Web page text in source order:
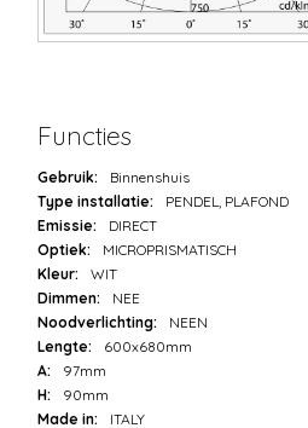
Functies
Gebruik:
Binnenshuis
Type installatie:
PENDEL, PLAFOND
Emissie:
DIRECT
Optiek:
MICROPRISMATISCH
Kleur:
WIT
Dimmen:
NEE
Noodverlichting:
NEEN
Lengte:
600x680mm
A:
97mm
H:
90mm
Made in:
ITALY